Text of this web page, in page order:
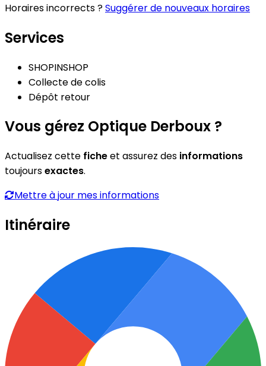
Horaires incorrects ?Suggérer de nouveaux horaires
Services
SHOPINSHOP
Collecte de colis
Dépôt retour
Vous gérez Optique Derboux ?
Actualisez cette ficheet assurez des informations
toujoursexactes.
Mettre à jour mes informations
Itinéraire